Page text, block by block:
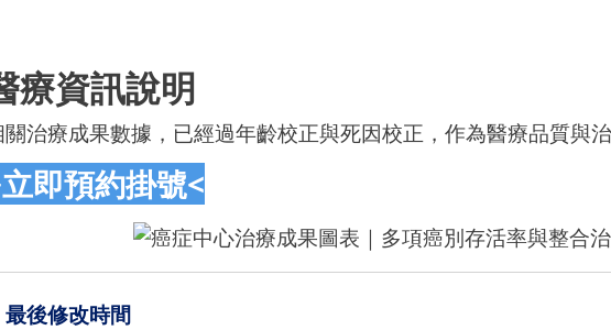
療資訊說明
治療成果數據，已經過年齡校正與死因校正，作為醫療品質與治
即預約掛號<
最後修改時間